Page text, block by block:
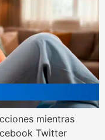
mientras
Twitter